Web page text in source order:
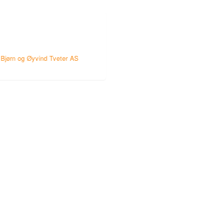
Bjørn og Øyvind Tveter AS